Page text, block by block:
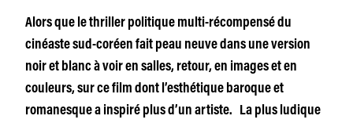
Alors que le thriller politique multi-récompensé du
cinéaste sud-coréen fait peau neuve dans une version
noir et blanc à voir en salles, retour, en images et en
couleurs, sur ce film dont l’esthétique baroque et
romanesque a inspiré plus d’un artiste. La plus ludique